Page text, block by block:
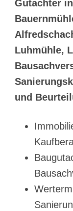
Gutachter
Luhmühle,
und